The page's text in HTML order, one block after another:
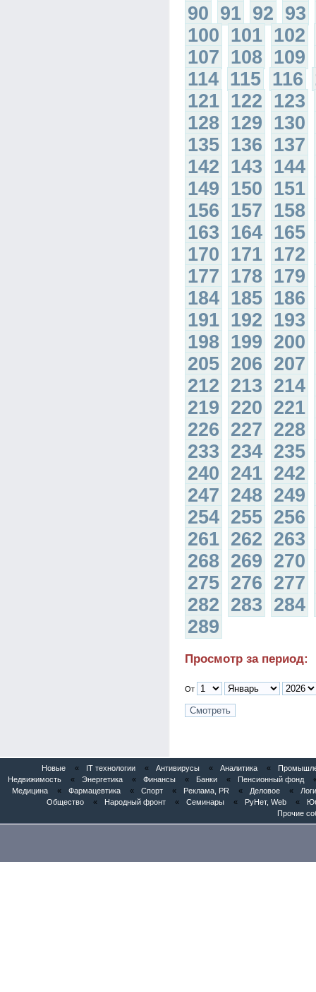
90 91 92 93
100 101 102
107 108 109
114 115 116
121 122 123
128 129 130
135 136 137
142 143 144
149 150 151
156 157 158
163 164 165
170 171 172
177 178 179
184 185 186
191 192 193
198 199 200
205 206 207
212 213 214
219 220 221
226 227 228
233 234 235
240 241 242
247 248 249
254 255 256
261 262 263
268 269 270
275 276 277
282 283 284
289
Просмотр за период:
От
Новые « IT технологии « Антивирусы « Аналитика «
Недвижимость
« Энергетика « Финансы « Банки « Пенсионный фонд
Медицина
« Фармацевтика « Спорт « Реклама, PR « Деловое «
Общество
« Народный фронт « Семинары « РуНет, Web «
Прочие